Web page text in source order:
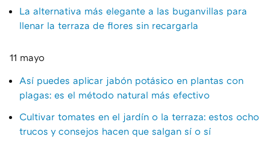
La alternativa más elegante a las buganvillas para
llenar la terraza de flores sin recargarla
11 mayo
Así puedes aplicar jabón potásico en plantas con
plagas: es el método natural más efectivo
Cultivar tomates en el jardín o la terraza: estos ocho
trucos y consejos hacen que salgan sí o sí